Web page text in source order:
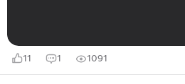
11 1 1091